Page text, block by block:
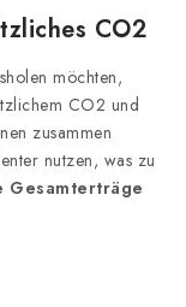
CO2
möchten,
CO2 und
zusammen
nutzen, was zu
Gesamterträge